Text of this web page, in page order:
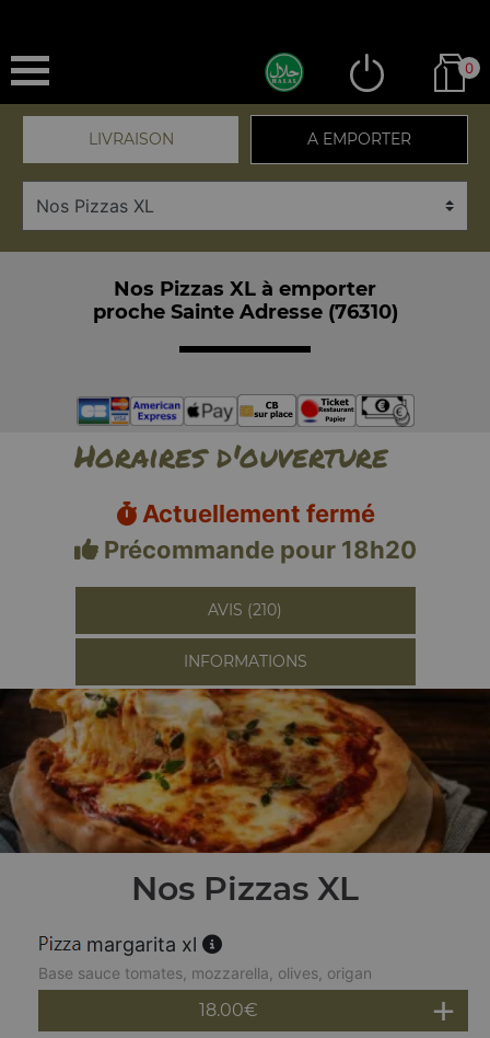
0
LIVRAISON A EMPORTER
Nos Pizzas XL à emporter
proche Sainte Adresse (76310)
Horaires d'ouverture
Actuellement fermé
Précommande pour 18h20
AVIS (210)
INFORMATIONS
Nos Pizzas XL
margarita xl
Base sauce tomates, mozzarella, olives, origan
18.00€